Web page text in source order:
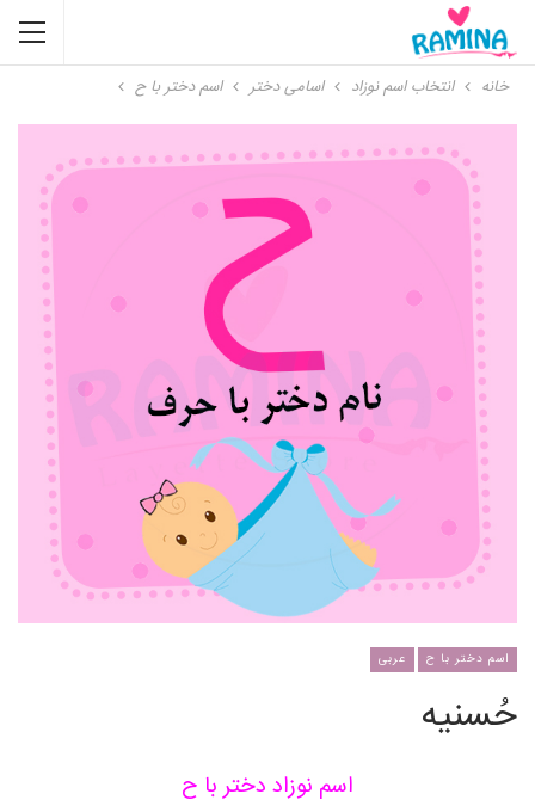
خانه انتخاب اسم نوزاد اسامی دختر اسم دختر با ح
اسم دختر با ح عربی
حُسنیه
اسم نوزاد دختر با ح